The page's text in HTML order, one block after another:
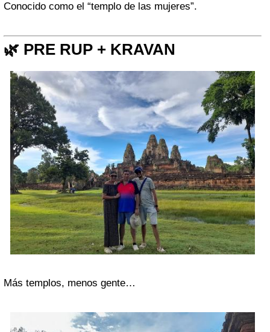
Conocido como el “templo de las mujeres”.
🌿 PRE RUP + KRAVAN
Más templos, menos gente…